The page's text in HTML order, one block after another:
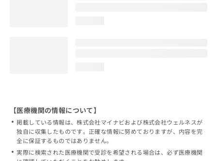
【医療機関の情報について】
掲載している情報は、株式会社マイナビおよび株式会社ウェルネスが
独自に収集したものです。正確な情報に努めておりますが、内容を完
全に保証するものではありません。
実際に検索された医療機関で受診を希望される場合は、必ず医療機関